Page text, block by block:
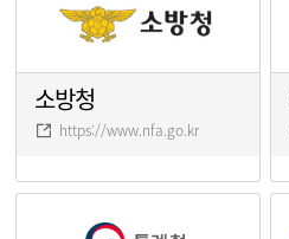
소방청
https://www.nfa.go.kr